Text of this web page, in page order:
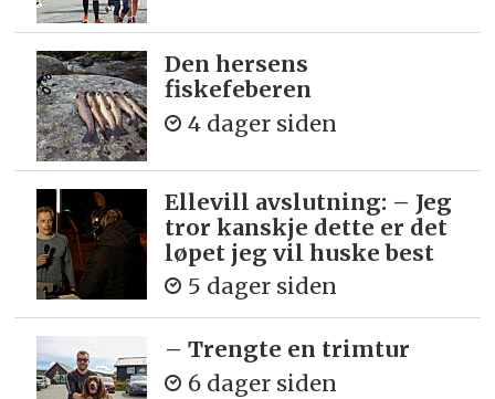
Den hersens
fiskefeberen
4 dager siden
Ellevill avslutning: – Jeg
tror kanskje dette er det
løpet jeg vil huske best
5 dager siden
– Trengte en trimtur
6 dager siden